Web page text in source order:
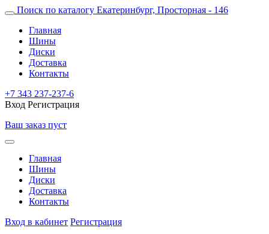
Поиск по каталогу Екатеринбург, Просторная - 146
Главная
Шины
Диски
Доставка
Контакты
+7 343 237-237-6
Вход Регистрация
Ваш заказ пуст
Главная
Шины
Диски
Доставка
Контакты
Вход в кабинет Регистрация